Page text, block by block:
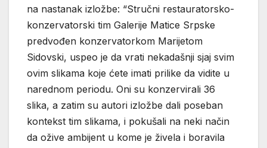
na nastanak izložbe: “Stručni restauratorsko-
konzervatorski tim Galerije Matice Srpske
predvođen konzervatorkom Marijetom
Sidovski, uspeo je da vrati nekadašnji sjaj svim
ovim slikama koje ćete imati prilike da vidite u
narednom periodu. Oni su konzervirali 36
slika, a zatim su autori izložbe dali poseban
kontekst tim slikama, i pokušali na neki način
da ožive ambijent u kome je živela i boravila